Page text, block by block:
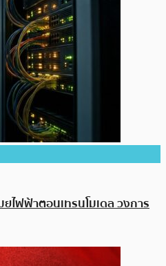
ไฟฟ้าตอนเทรนโมเดล วงการ